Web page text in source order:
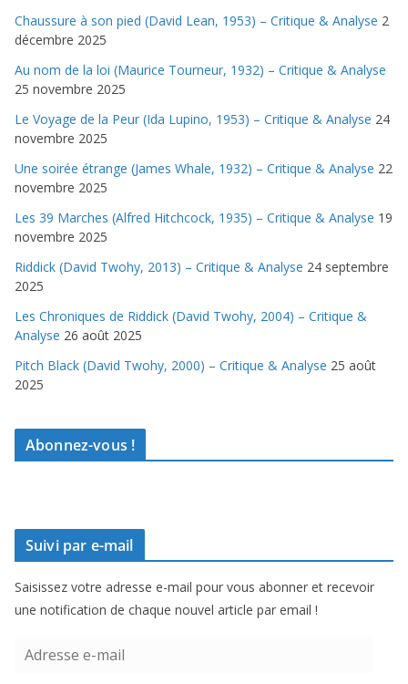
Chaussure à son pied (David Lean, 1953) – Critique & Analyse 2
décembre 2025
Au nom de la loi (Maurice Tourneur, 1932) – Critique & Analyse
25 novembre 2025
Le Voyage de la Peur (Ida Lupino, 1953) – Critique & Analyse 24
novembre 2025
Une soirée étrange (James Whale, 1932) – Critique & Analyse 22
novembre 2025
Les 39 Marches (Alfred Hitchcock, 1935) – Critique & Analyse 19
novembre 2025
Riddick (David Twohy, 2013) – Critique & Analyse 24 septembre
2025
Les Chroniques de Riddick (David Twohy, 2004) – Critique &
Analyse 26 août 2025
Pitch Black (David Twohy, 2000) – Critique & Analyse 25 août
2025
Abonnez-vous !
Suivi par e-mail
Saisissez votre adresse e-mail pour vous abonner et recevoir
une notification de chaque nouvel article par email !